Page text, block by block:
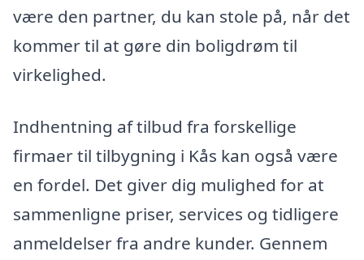
være den partner, du kan stole på, når det
kommer til at gøre din boligdrøm til
virkelighed.
Indhentning af tilbud fra forskellige
firmaer til tilbygning i Kås kan også være
en fordel. Det giver dig mulighed for at
sammenligne priser, services og tidligere
anmeldelser fra andre kunder. Gennem